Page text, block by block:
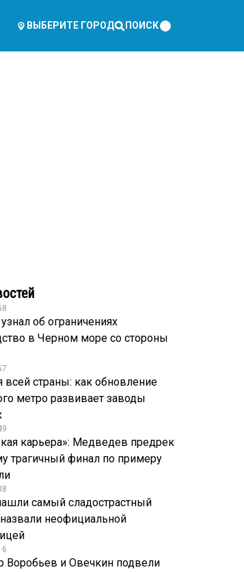
ВЫБЕРИТЕ ГОРОД ПОИСК
об ограничениях
в Черном море со стороны
всей страны: как обновление
метро развивает заводы
карьера»: Медведев предрек
трагичный финал по примеру
самый сладострастный
назвали неофициальной
Воробьев и Овечкин подвели